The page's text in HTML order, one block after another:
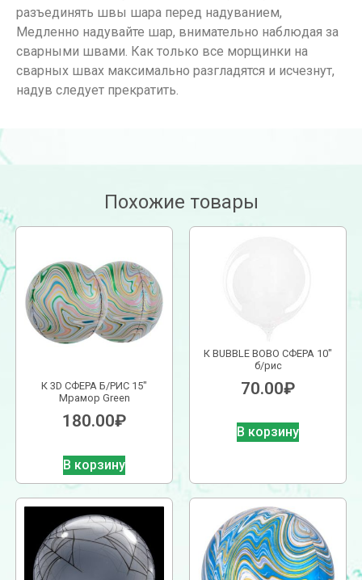
разъединять швы шара перед надуванием,
Медленно надувайте шар, внимательно наблюдая за
сварными швами. Как только все морщинки на
сварных швах максимально разгладятся и исчезнут,
надув следует прекратить.
Похожие товары
К 3D СФЕРА Б/РИС 15″
Мрамор Green
180.00₽
В корзину
К BUBBLE BOBO СФЕРА 10″
б/рис
70.00₽
В корзину